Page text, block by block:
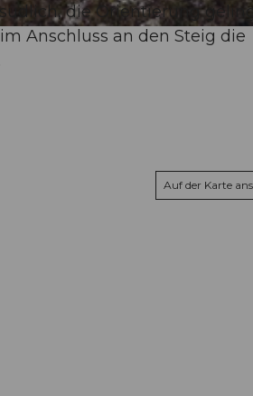
die Orientierung gelingt
Anschluss an den Steig die
Auf der Karte